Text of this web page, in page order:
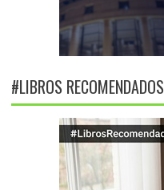
#LIBROS RECOMENDADOS